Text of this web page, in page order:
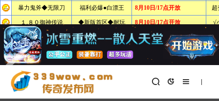
首页>新开传奇私服
新开传奇私服